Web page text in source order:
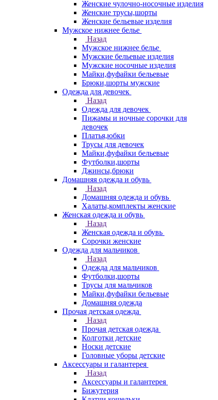
Женские чулочно-носочные изделия
Женские трусы,шорты
Женские бельевые изделия
Мужское нижнее белье
Назад
Мужское нижнее белье
Мужские бельевые изделия
Мужские носочные изделия
Майки,фуфайки бельевые
Брюки,шорты мужские
Одежда для девочек
Назад
Одежда для девочек
Пижамы и ночные сорочки для
девочек
Платья,юбки
Трусы для девочек
Майки,фуфайки бельевые
Футболки,шорты
Джинсы,брюки
Домашняя одежда и обувь
Назад
Домашняя одежда и обувь
Халаты,комплекты женские
Женская одежда и обувь
Назад
Женская одежда и обувь
Сорочки женские
Одежда для мальчиков
Назад
Одежда для мальчиков
Футболки,шорты
Трусы для мальчиков
Майки,фуфайки бельевые
Домашняя одежда
Прочая детская одежда
Назад
Прочая детская одежда
Колготки детские
Носки детские
Головные уборы детские
Аксессуары и галантерея
Назад
Аксессуары и галантерея
Бижутерия